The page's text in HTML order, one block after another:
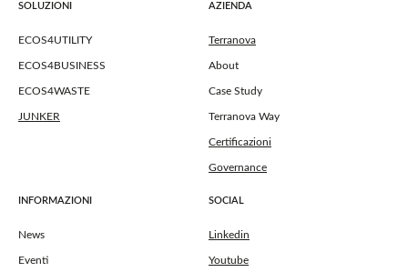
SOLUZIONI
ECOS4UTILITY
ECOS4BUSINESS
ECOS4WASTE
JUNKER
AZIENDA
Terranova
About
Case Study
Terranova Way
Certificazioni
Governance
INFORMAZIONI
News
Eventi
SOCIAL
Linkedin
Youtube